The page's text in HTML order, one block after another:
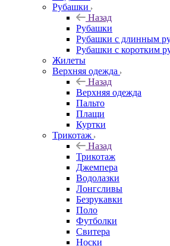
Рубашки
Назад
Рубашки
Рубашки с длинным
Рубашки с коротким
Жилеты
Верхняя одежда
Назад
Верхняя одежда
Пальто
Плащи
Куртки
Трикотаж
Назад
Трикотаж
Джемпера
Водолазки
Лонгсливы
Безрукавки
Поло
Футболки
Свитера
Носки